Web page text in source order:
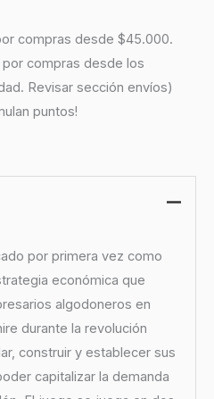
compras desde $45.000.
compras desde los
Revisar sección envíos)
puntos!
por primera vez como
económica que
algodoneros en
durante la revolución
construir y establecer sus
capitalizar la demanda